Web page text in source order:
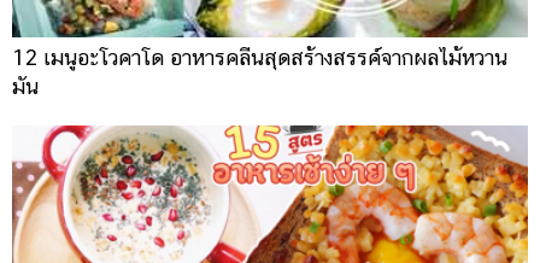
12 เมนูอะโวคาโด อาหารคลีนสุดสร้างสรรค์จากผลไม้หวาน
มัน